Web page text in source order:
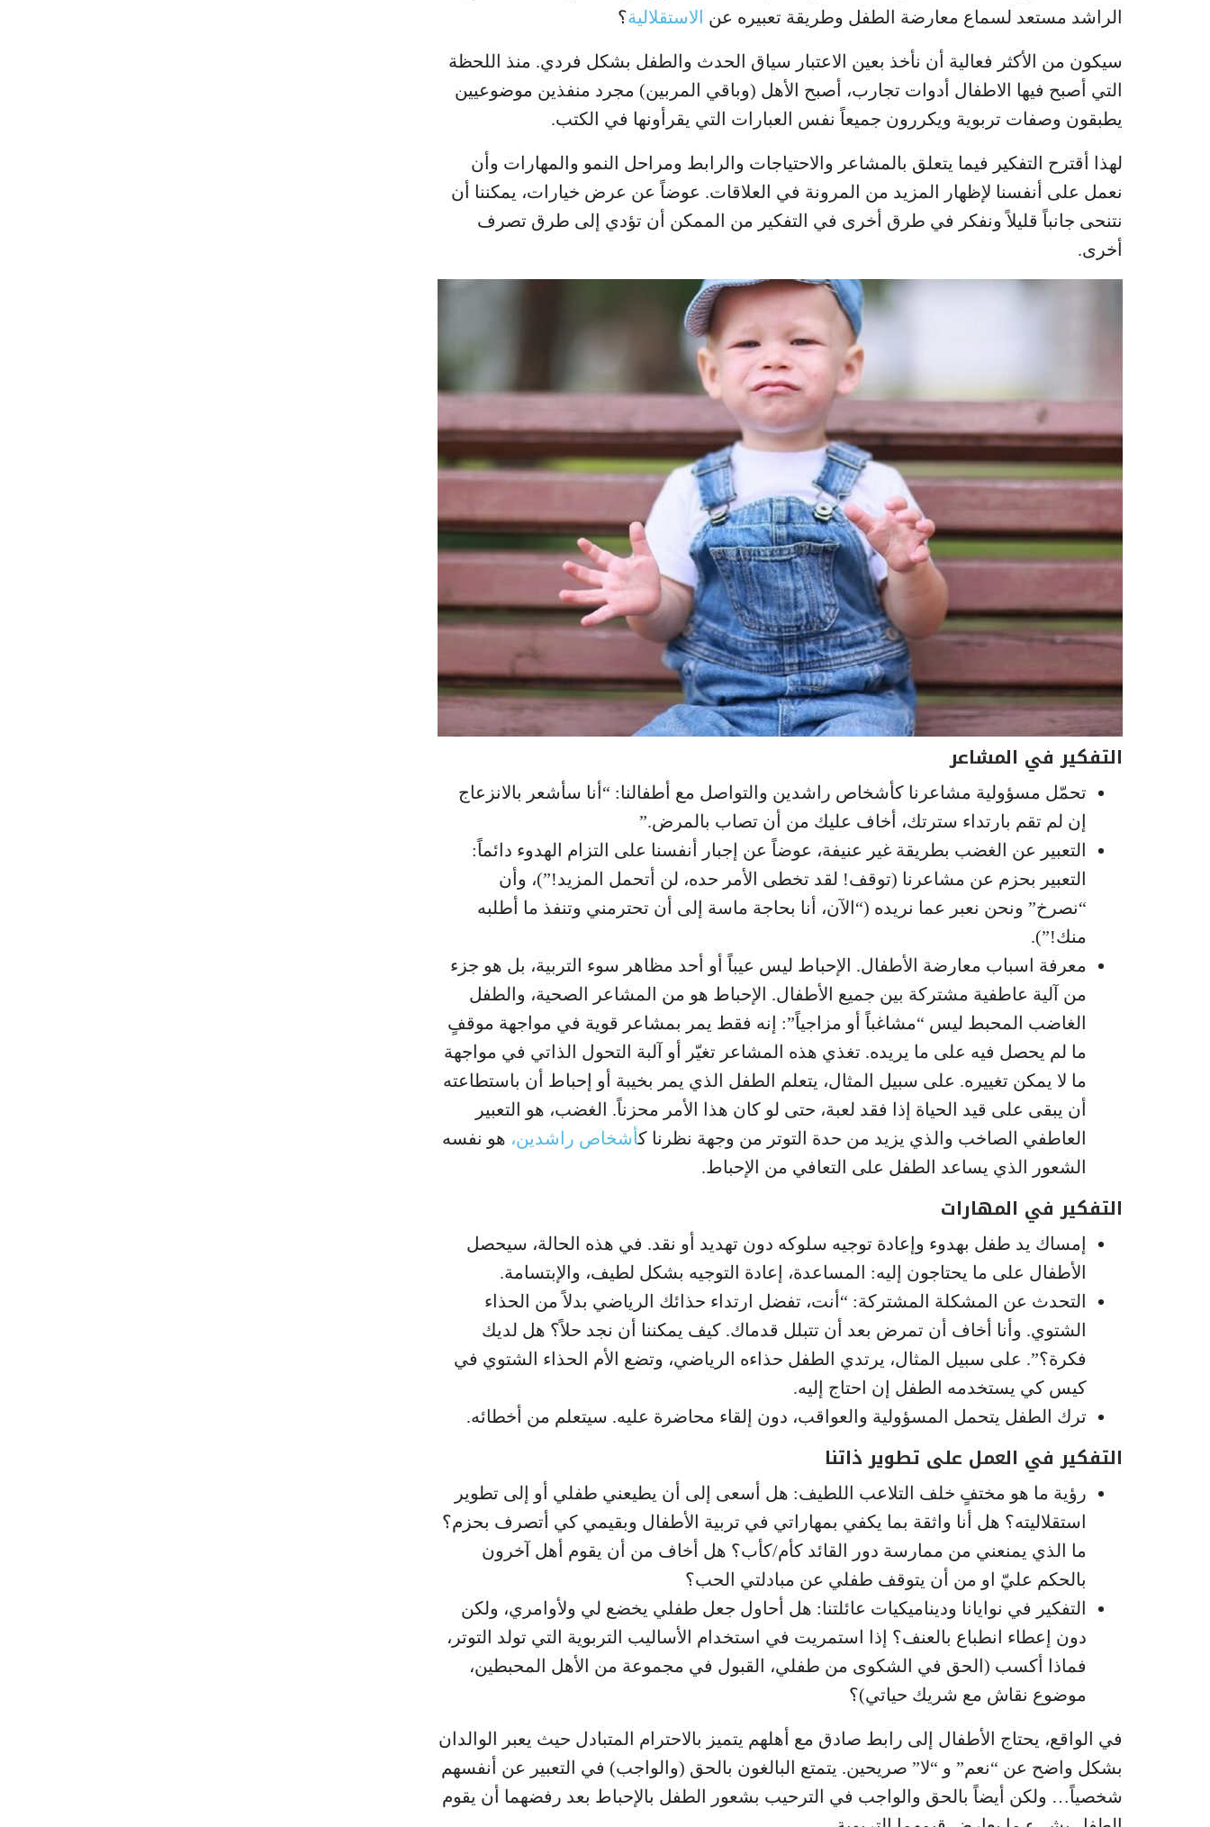
الراشد مستعد لسماع معارضة الطفل وطريقة تعبيره عن الاستقلالية؟
سيكون من الأكثر فعالية أن نأخذ بعين الاعتبار سياق الحدث والطفل بشكل فردي. منذ اللحظة
التي أصبح فيها الاطفال أدوات تجارب، أصبح الأهل (وباقي المربين) مجرد منفذين موضوعيين
يطبقون وصفات تربوية ويكررون جميعاً نفس العبارات التي يقرأونها في الكتب.
لهذا أقترح التفكير فيما يتعلق بالمشاعر والاحتياجات والرابط ومراحل النمو والمهارات وأن
نعمل على أنفسنا لإظهار المزيد من المرونة في العلاقات. عوضاً عن عرض خيارات، يمكننا أن
نتنحى جانباً قليلاً ونفكر في طرق أخرى في التفكير من الممكن أن تؤدي إلى طرق تصرف
أخرى.
التفكير في المشاعر
تحمّل مسؤولية مشاعرنا كأشخاص راشدين والتواصل مع أطفالنا: “أنا سأشعر بالانزعاج
إن لم تقم بارتداء سترتك، أخاف عليك من أن تصاب بالمرض.”
التعبير عن الغضب بطريقة غير عنيفة، عوضاً عن إجبار أنفسنا على التزام الهدوء دائماً:
التعبير بحزم عن مشاعرنا (توقف! لقد تخطى الأمر حده، لن أتحمل المزيد!”)، وأن
“نصرخ” ونحن نعبر عما نريده (“الآن، أنا بحاجة ماسة إلى أن تحترمني وتنفذ ما أطلبه
منك!”).
معرفة اسباب معارضة الأطفال. الإحباط ليس عيباً أو أحد مظاهر سوء التربية، بل هو جزء
من آلية عاطفية مشتركة بين جميع الأطفال. الإحباط هو من المشاعر الصحية، والطفل
الغاضب المحبط ليس “مشاغباً أو مزاجياً”: إنه فقط يمر بمشاعر قوية في مواجهة موقفٍ
ما لم يحصل فيه على ما يريده. تغذي هذه المشاعر تغيّر أو آلبة التحول الذاتي في مواجهة
ما لا يمكن تغييره. على سبيل المثال، يتعلم الطفل الذي يمر بخيبة أو إحباط أن باستطاعته
أن يبقى على قيد الحياة إذا فقد لعبة، حتى لو كان هذا الأمر محزناً. الغضب، هو التعبير
العاطفي الصاخب والذي يزيد من حدة التوتر من وجهة نظرنا كأشخاص راشدين، هو نفسه
الشعور الذي يساعد الطفل على التعافي من الإحباط.
التفكير في المهارات
إمساك يد طفل بهدوء وإعادة توجيه سلوكه دون تهديد أو نقد. في هذه الحالة، سيحصل
الأطفال على ما يحتاجون إليه: المساعدة، إعادة التوجيه بشكل لطيف، والإبتسامة.
التحدث عن المشكلة المشتركة: “أنت، تفضل ارتداء حذائك الرياضي بدلاً من الحذاء
الشتوي. وأنا أخاف أن تمرض بعد أن تتبلل قدماك. كيف يمكننا أن نجد حلاً؟ هل لديك
فكرة؟”. على سبيل المثال، يرتدي الطفل حذاءه الرياضي، وتضع الأم الحذاء الشتوي في
كيس كي يستخدمه الطفل إن احتاج إليه.
ترك الطفل يتحمل المسؤولية والعواقب، دون إلقاء محاضرة عليه. سيتعلم من أخطائه.
التفكير في العمل على تطوير ذاتنا
رؤية ما هو مختفٍ خلف التلاعب اللطيف: هل أسعى إلى أن يطيعني طفلي أو إلى تطوير
استقلاليته؟ هل أنا واثقة بما يكفي بمهاراتي في تربية الأطفال وبقيمي كي أتصرف بحزم؟
ما الذي يمنعني من ممارسة دور القائد كأم/كأب؟ هل أخاف من أن يقوم أهل آخرون
بالحكم عليّ او من أن يتوقف طفلي عن مبادلتي الحب؟
التفكير في نوايانا وديناميكيات عائلتنا: هل أحاول جعل طفلي يخضع لي ولأوامري، ولكن
دون إعطاء انطباع بالعنف؟ إذا استمريت في استخدام الأساليب التربوية التي تولد التوتر،
فماذا أكسب (الحق في الشكوى من طفلي، القبول في مجموعة من الأهل المحبطين،
موضوع نقاش مع شريك حياتي)؟
في الواقع، يحتاج الأطفال إلى رابط صادق مع أهلهم يتميز بالاحترام المتبادل حيث يعبر الوالدان
بشكل واضح عن “نعم” و “لا” صريحين. يتمتع البالغون بالحق (والواجب) في التعبير عن أنفسهم
شخصياً… ولكن أيضاً بالحق والواجب في الترحيب بشعور الطفل بالإحباط بعد رفضهما أن يقوم